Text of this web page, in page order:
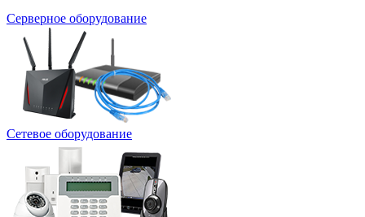
Серверное оборудование
Сетевое оборудование